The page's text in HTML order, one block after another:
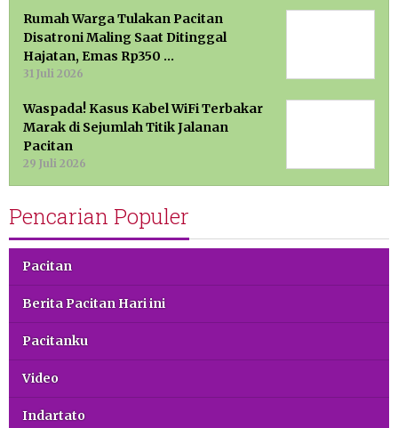
Rumah Warga Tulakan Pacitan
Disatroni Maling Saat Ditinggal
Hajatan, Emas Rp350 …
31 Juli 2026
Waspada! Kasus Kabel WiFi Terbakar
Marak di Sejumlah Titik Jalanan
Pacitan
29 Juli 2026
Pencarian Populer
Pacitan
Berita Pacitan Hari ini
Pacitanku
Video
Indartato